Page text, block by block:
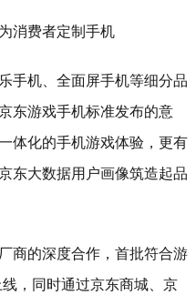
消费者定制手机
手机、全面屏手机等细分品
东游戏手机标准发布的意
体化的手机游戏体验，更有
东大数据用户画像筑造起品
商的深度合作，首批符合游
，同时通过京东商城、京